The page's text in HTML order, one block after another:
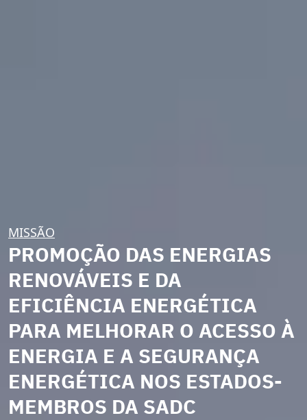
MISSÃO
PROMOÇÃO DAS ENERGIAS
RENOVÁVEIS E DA
EFICIÊNCIA ENERGÉTICA
PARA MELHORAR O ACESSO À
ENERGIA E A SEGURANÇA
ENERGÉTICA NOS ESTADOS-
MEMBROS DA SADC